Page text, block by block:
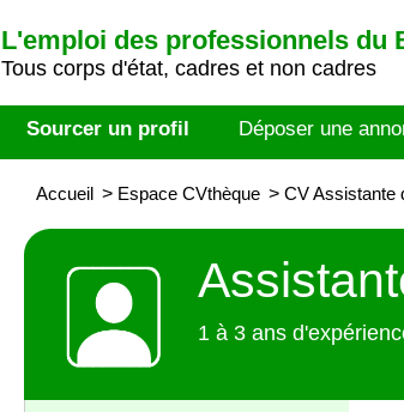
L'emploi des professionnels du
Tous corps d'état, cadres et non cadres
Sourcer un profil Déposer une
Accueil > Espace CVthèque > CV Assistante
1 à 3 ans